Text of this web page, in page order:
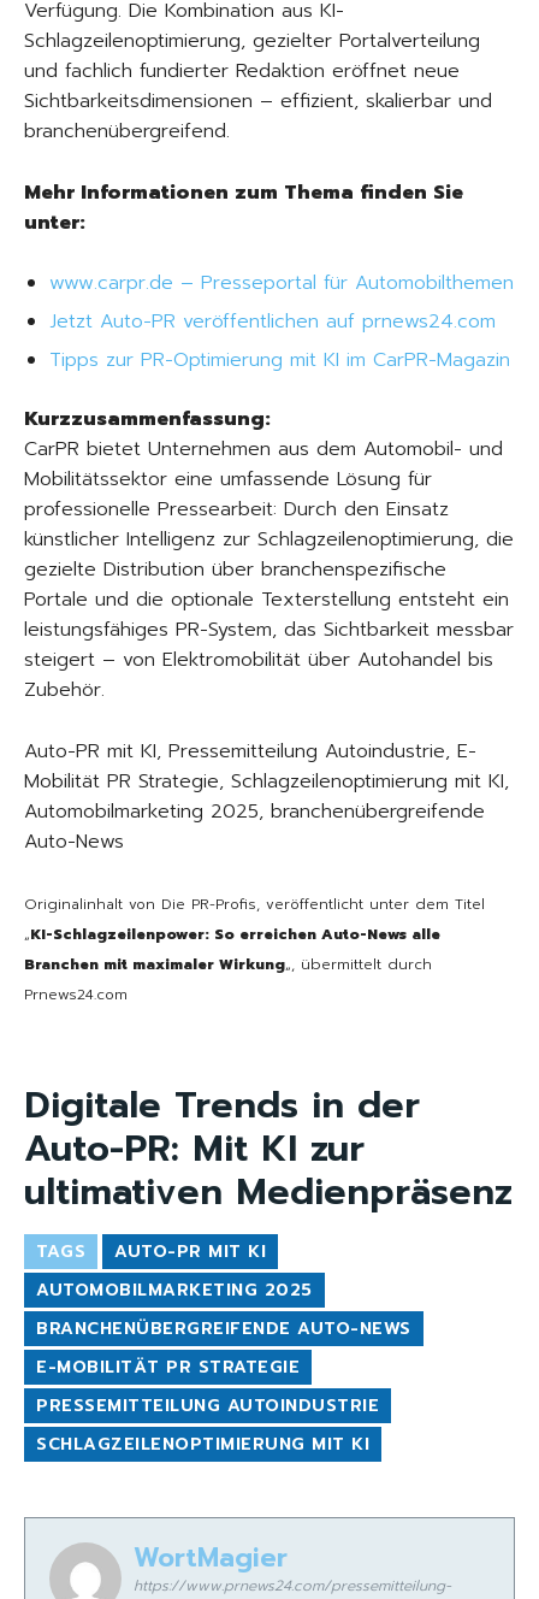
Verfügung. Die Kombination aus KI-
Schlagzeilenoptimierung, gezielter Portalverteilung
und fachlich fundierter Redaktion eröffnet neue
Sichtbarkeitsdimensionen – effizient, skalierbar und
branchenübergreifend.
Mehr Informationen zum Thema finden Sie
unter:
www.carpr.de – Presseportal für Automobilthemen
Jetzt Auto-PR veröffentlichen auf prnews24.com
Tipps zur PR-Optimierung mit KI im CarPR-Magazin
Kurzzusammenfassung:
CarPR bietet Unternehmen aus dem Automobil- und
Mobilitätssektor eine umfassende Lösung für
professionelle Pressearbeit: Durch den Einsatz
künstlicher Intelligenz zur Schlagzeilenoptimierung, die
gezielte Distribution über branchenspezifische
Portale und die optionale Texterstellung entsteht ein
leistungsfähiges PR-System, das Sichtbarkeit messbar
steigert – von Elektromobilität über Autohandel bis
Zubehör.
Auto-PR mit KI, Pressemitteilung Autoindustrie, E-
Mobilität PR Strategie, Schlagzeilenoptimierung mit KI,
Automobilmarketing 2025, branchenübergreifende
Auto-News
Originalinhalt von Die PR-Profis, veröffentlicht unter dem Titel
„KI-Schlagzeilenpower: So erreichen Auto-News alle
Branchen mit maximaler Wirkung„, übermittelt durch
Prnews24.com
Digitale Trends in der
Auto-PR: Mit KI zur
ultimativen Medienpräsenz
TAGS
AUTO-PR MIT KI
AUTOMOBILMARKETING 2025
BRANCHENÜBERGREIFENDE AUTO-NEWS
E-MOBILITÄT PR STRATEGIE
PRESSEMITTEILUNG AUTOINDUSTRIE
SCHLAGZEILENOPTIMIERUNG MIT KI
WortMagier
https://www.prnews24.com/pressemitteilung-